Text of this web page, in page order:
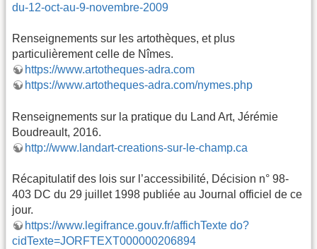
du-12-oct-au-9-novembre-2009
Renseignements sur les artothèques, et plus
particulièrement celle de Nîmes.
https://www.artotheques-adra.com
https://www.artotheques-adra.com/nymes.php
Renseignements sur la pratique du Land Art, Jérémie
Boudreault, 2016.
http://www.landart-creations-sur-le-champ.ca
Récapitulatif des lois sur l’accessibilité, Décision n° 98-
403 DC du 29 juillet 1998 publiée au Journal officiel de ce
jour.
https://www.legifrance.gouv.fr/affichTexte do?
cidTexte=JORFTEXT000000206894